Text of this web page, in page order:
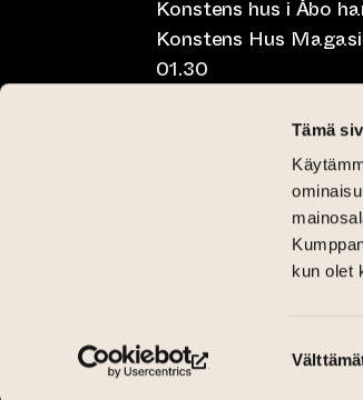
(leder till annan webbtjänst)
Tämä
kun olet
valinta
Konstens hus i Åbo
Konstens Hus
01.30
Café Elephanten
Restaurangen
lunch på lördag kl
Kritisk Galleri tis-sön
Galleri Aski tis-fre
Taiteen talo Facebookissa
(leder till annan
Taiteen talo
(leder till annan